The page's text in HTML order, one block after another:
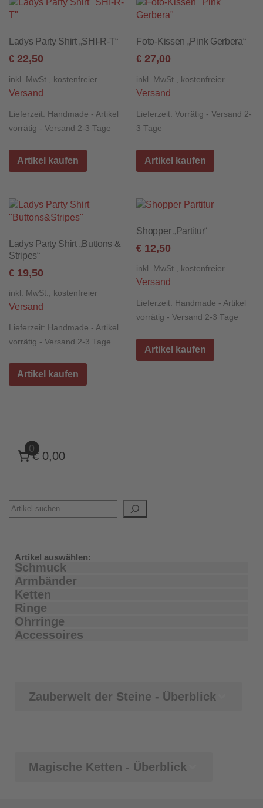
Ladys Party Shirt „SHI-R-T“
€ 22,50
inkl. MwSt., kostenfreier
Versand
Lieferzeit: Handmade - Artikel
vorrätig - Versand 2-3 Tage
Artikel kaufen
Foto-Kissen „Pink Gerbera“
€ 27,00
inkl. MwSt., kostenfreier
Versand
Lieferzeit:Vorrätig - Versand 2-
3 Tage
Artikel kaufen
Ladys Party Shirt „Buttons &
Stripes“
€ 19,50
inkl. MwSt., kostenfreier
Versand
Lieferzeit: Handmade - Artikel
vorrätig - Versand 2-3 Tage
Artikel kaufen
Shopper „Partitur“
€ 12,50
inkl. MwSt., kostenfreier
Versand
Lieferzeit: Handmade - Artikel
vorrätig - Versand 2-3 Tage
Artikel kaufen
0
€ 0,00
Artikel auswählen:
Schmuck
Armbänder
Ketten
Ringe
Ohrringe
Accessoires
Zauberwelt der Steine - Überblick
Magische Ketten - Überblick